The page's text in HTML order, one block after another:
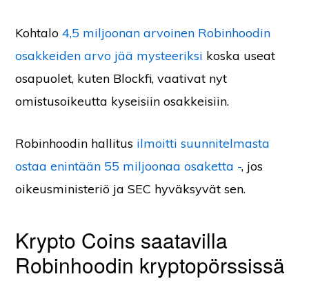
Kohtalo4,5 miljoonan arvoinen Robinhoodin
osakkeiden arvo jää mysteeriksi koska useat
osapuolet, kuten Blockfi, vaativat nyt
omistusoikeutta kyseisiin osakkeisiin.
Robinhoodin hallitus ilmoitti suunnitelmasta
ostaa enintään 55 miljoonaa osaketta -, jos
oikeusministeriö ja SEC hyväksyvät sen.
Krypto Coins saatavilla
Robinhoodin kryptopörssissä